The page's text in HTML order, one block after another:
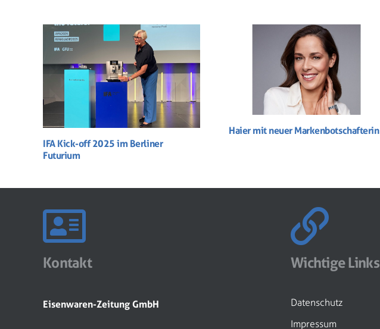
IFA Kick-off 2025 im Berliner
Futurium
Haier mit neuer Markenbotschafterin
Kontakt
Eisenwaren-Zeitung GmbH
Wichtige Links
Datenschutz
Impressum